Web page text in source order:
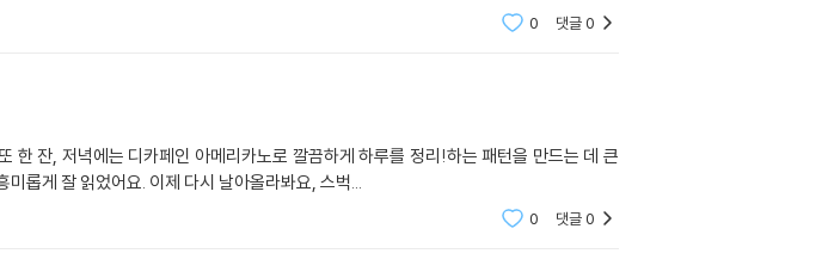
0 댓글0
한 잔, 저녁에는 디카페인 아메리카노로 깔끔하게 하루를 정리!하는 패턴을 만드는 데 큰
롭게 잘 읽었어요. 이제 다시 날아올라봐요, 스벅...
0 댓글0